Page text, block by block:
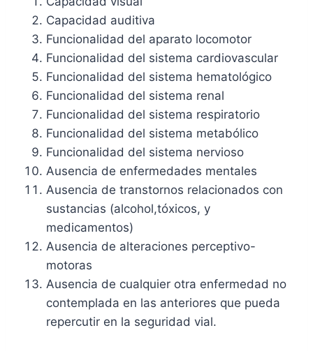
Capacidad auditiva
Funcionalidad del aparato locomotor
Funcionalidad del sistema cardiovascular
Funcionalidad del sistema hematológico
Funcionalidad del sistema renal
Funcionalidad del sistema respiratorio
Funcionalidad del sistema metabólico
Funcionalidad del sistema nervioso
Ausencia de enfermedades mentales
Ausencia de transtornos relacionados con
sustancias (alcohol,tóxicos, y
medicamentos)
Ausencia de alteraciones perceptivo-
motoras
Ausencia de cualquier otra enfermedad no
contemplada en las anteriores que pueda
repercutir en la seguridad vial.